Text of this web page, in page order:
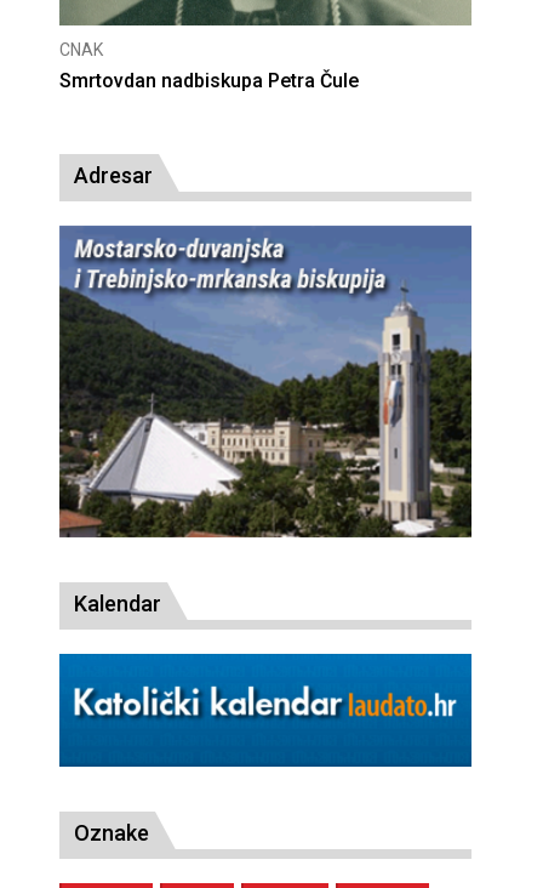
CNAK
Smrtovdan nadbiskupa Petra Čule
Adresar
Kalendar
Oznake